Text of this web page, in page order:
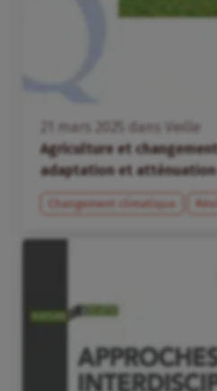
mars dans
Veille
Agriculture et
adaptation et atténuation
Changement climatique